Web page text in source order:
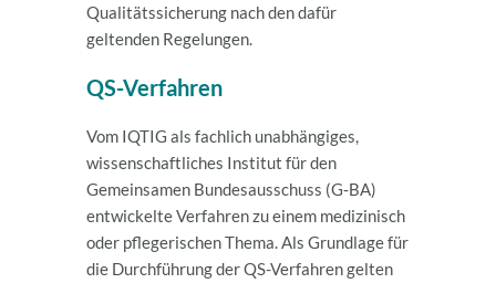
Qualitätssicherung nach den dafür
geltenden Regelungen.
QS-Verfahren
Vom IQTIG als fachlich unabhängiges,
wissenschaftliches Institut für den
Gemeinsamen Bundesausschuss (G‐BA)
entwickelte Verfahren zu einem medizinisch
oder pflegerischen Thema. Als Grundlage für
die Durchführung der QS-Verfahren gelten